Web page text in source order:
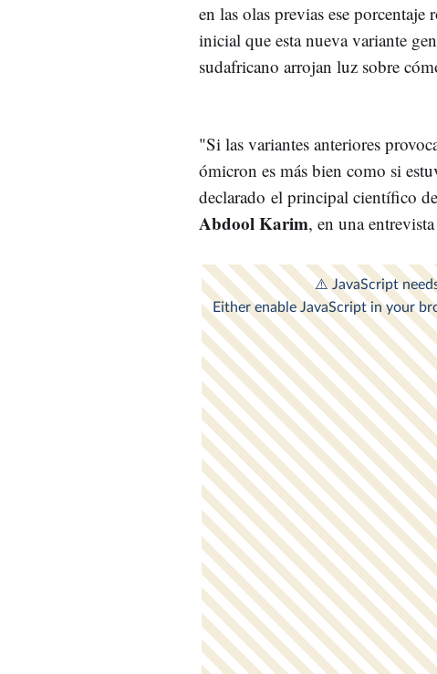
en las olas previas ese
inicial que esta nueva variante
sudafricano arrojan luz sobre
"Si las variantes anteriores
ómicron es más bien como si
declarado el principal científico
Abdool Karim, en una